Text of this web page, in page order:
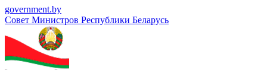
government.by
Совет Министров Республики Беларусь